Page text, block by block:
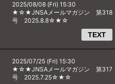
2025/08/08 (Fri) 15:30
★☆★JNSAメールマガジン 第318
号 2025.8.8☆★☆
TEXT
2025/07/25 (Fri) 15:30
★☆★JNSAメールマガジン 第317
号 2025.7.25☆★☆